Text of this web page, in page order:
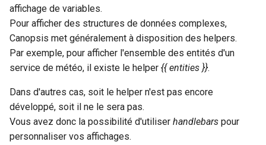
affichage de variables.
Pour afficher des structures de données complexes,
Canopsis met généralement à disposition des helpers.
Par exemple, pour afficher l'ensemble des entités d'un
service de météo, il existe le helper {{ entities }}.
Dans d'autres cas, soit le helper n'est pas encore
développé, soit il ne le sera pas.
Vous avez donc la possibilité d'utiliser handlebars pour
personnaliser vos affichages.